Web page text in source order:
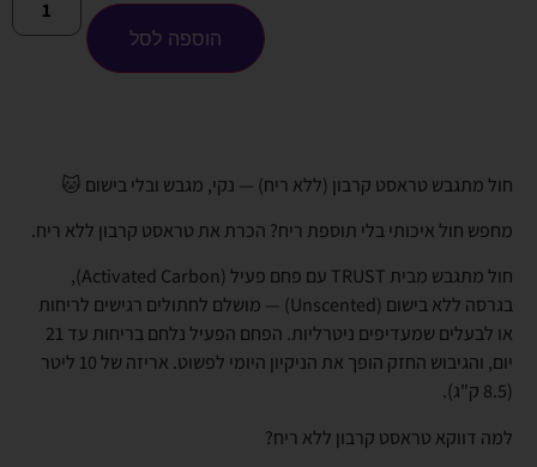
הוספה לסל
חול מתגבש טראסט קרבון (ללא ריח) — נקי, מגבש ובלי בישום 🐱
מחפש חול איכותי בלי תוספת ריח? הכרת את טראסט קרבון ללא ריח.
חול מתגבש מבית TRUST עם פחם פעיל (Activated Carbon),
בגרסה ללא בישום (Unscented) — מושלם לחתולים רגישים לריחות
או לבעלים שמעדיפים ניטרליות. הפחם הפעיל נלחם בריחות עד 21
יום, והגיבוש החזק הופך את הניקיון היומי לפשוט. אריזה של 10 ליטר
(8.5 ק"ג).
למה דווקא טראסט קרבון ללא ריח?